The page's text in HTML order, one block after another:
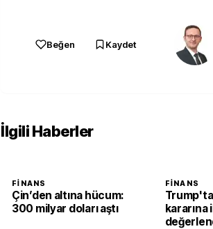
Beğen Kaydet
İlgili Haberler
FINANS
Çin’den altına hücum:
300 milyar doları aştı
FINANS
kararına